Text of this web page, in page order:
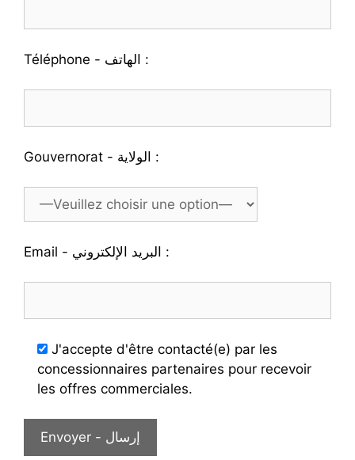
Téléphone - الهاتف :
Gouvernorat - الولاية :
Email - البريد الإلكتروني :
J'accepte d'être contacté(e) par les
concessionnaires partenaires pour recevoir
les offres commerciales.